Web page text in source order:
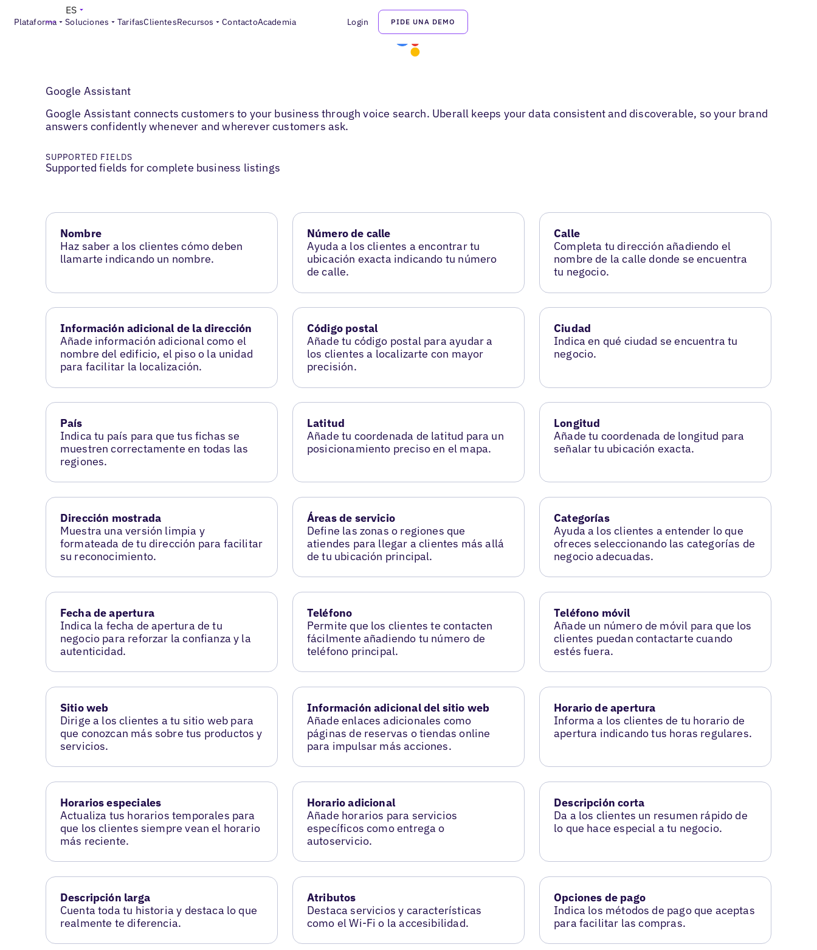
Plataforma Soluciones TarifasClientesRecursos ContactoAcademia Login PIDE UNA DEMO
ES
Google Assistant
Google Assistant connects customers to your business through voice search. Uberall keeps your data consistent and discoverable, so your brand
answers confidently whenever and wherever customers ask.
SUPPORTED FIELDS
Supported fields for complete business listings
Nombre
Haz saber a los clientes cómo deben
llamarte indicando un nombre.
Número de calle
Ayuda a los clientes a encontrar tu
ubicación exacta indicando tu número
de calle.
Calle
Completa tu dirección añadiendo el
nombre de la calle donde se encuentra
tu negocio.
Información adicional de la dirección
Añade información adicional como el
nombre del edificio, el piso o la unidad
para facilitar la localización.
Código postal
Añade tu código postal para ayudar a
los clientes a localizarte con mayor
precisión.
Ciudad
Indica en qué ciudad se encuentra tu
negocio.
País
Indica tu país para que tus fichas se
muestren correctamente en todas las
regiones.
Latitud
Añade tu coordenada de latitud para un
posicionamiento preciso en el mapa.
Longitud
Añade tu coordenada de longitud para
señalar tu ubicación exacta.
Dirección mostrada
Muestra una versión limpia y
formateada de tu dirección para facilitar
su reconocimiento.
Áreas de servicio
Define las zonas o regiones que
atiendes para llegar a clientes más allá
de tu ubicación principal.
Categorías
Ayuda a los clientes a entender lo que
ofreces seleccionando las categorías de
negocio adecuadas.
Fecha de apertura
Indica la fecha de apertura de tu
negocio para reforzar la confianza y la
autenticidad.
Teléfono
Permite que los clientes te contacten
fácilmente añadiendo tu número de
teléfono principal.
Teléfono móvil
Añade un número de móvil para que los
clientes puedan contactarte cuando
estés fuera.
Sitio web
Dirige a los clientes a tu sitio web para
que conozcan más sobre tus productos y
servicios.
Información adicional del sitio web
Añade enlaces adicionales como
páginas de reservas o tiendas online
para impulsar más acciones.
Horario de apertura
Informa a los clientes de tu horario de
apertura indicando tus horas regulares.
Horarios especiales
Actualiza tus horarios temporales para
que los clientes siempre vean el horario
más reciente.
Horario adicional
Añade horarios para servicios
específicos como entrega o
autoservicio.
Descripción corta
Da a los clientes un resumen rápido de
lo que hace especial a tu negocio.
Descripción larga
Cuenta toda tu historia y destaca lo que
realmente te diferencia.
Atributos
Destaca servicios y características
como el Wi-Fi o la accesibilidad.
Opciones de pago
Indica los métodos de pago que aceptas
para facilitar las compras.